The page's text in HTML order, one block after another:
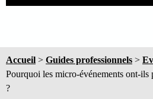
Accueil > Guides professionnels >
Pourquoi les micro-événements ont-ils
?